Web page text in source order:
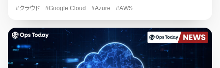
#クラウド #Google Cloud #Azure #AWS